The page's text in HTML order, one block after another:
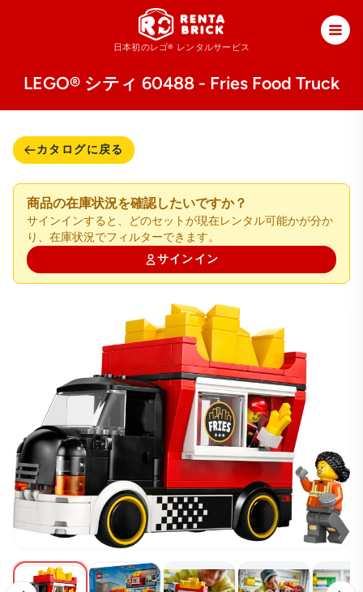
日本初のレゴ® レンタルサービス
LEGO® シティ 60488 - Fries Food Truck
カタログに戻る
商品の在庫状況を確認したいですか？
サインインすると、どのセットが現在レンタル可能かが分か
り、在庫状況でフィルターできます。
サインイン